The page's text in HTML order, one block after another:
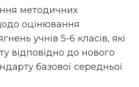
методичних
оцінювання
учнів 5-6 класів, які
відповідно до нового
базової середньої